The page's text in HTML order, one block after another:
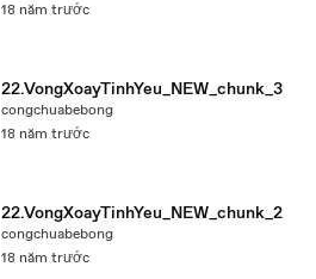
18 năm trước
22.VongXoayTinhYeu_NEW_chunk_3
congchuabebong
18 năm trước
22.VongXoayTinhYeu_NEW_chunk_2
congchuabebong
18 năm trước